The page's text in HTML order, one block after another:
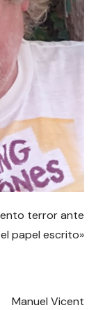
terror ante
el papel escrito»
Manuel Vicent